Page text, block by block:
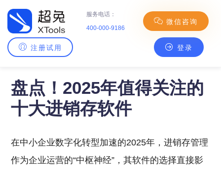
服务电话：
400-000-9186
微信咨询
注册试用 登录
主页>CRM百科> 盘点！2025年值得关注的十大进销存软件
盘点！2025年值得关注的
十大进销存软件
在中小企业数字化转型加速的2025年，进销存管理
作为企业运营的“中枢神经”，其软件的选择直接影